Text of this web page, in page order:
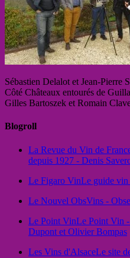
Sébastien Delalot et Jean-Pierre
Côté Châteaux entourés de
Gilles Bartoszek et Romain
Blogroll
La Revue du Vin de
depuis 1927 - Denis
Le Figaro VinLe guide vin
Le Nouvel ObsVins -
Le Point VinLe Point Vin -
Dupont et Olivier Bompas
Les Vins d'AlsaceLe site